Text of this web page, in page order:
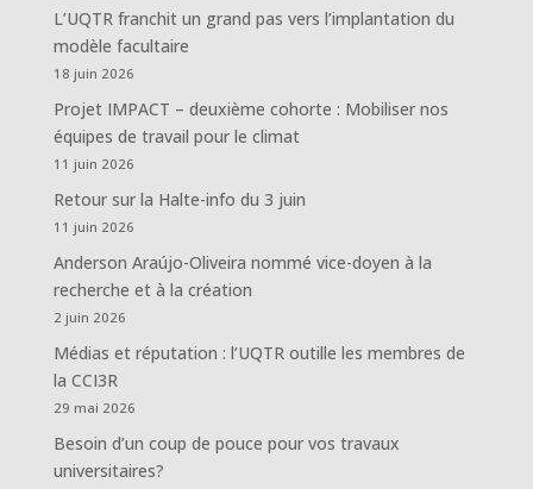
L’UQTR franchit un grand pas vers l’implantation du
modèle facultaire
18 juin 2026
Projet IMPACT – deuxième cohorte : Mobiliser nos
équipes de travail pour le climat
11 juin 2026
Retour sur la Halte-info du 3 juin
11 juin 2026
Anderson Araújo-Oliveira nommé vice-doyen à la
recherche et à la création
2 juin 2026
Médias et réputation : l’UQTR outille les membres de
la CCI3R
29 mai 2026
Besoin d’un coup de pouce pour vos travaux
universitaires?